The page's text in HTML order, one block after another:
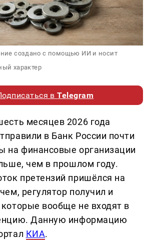
создано с помощью ИИ и носит
характер
вTelegram
месяцев 2026 года
в Банк России почти
на финансовые организации
чем в прошлом году.
претензий пришёлся на
регулятор получил и
вообще не входят в
Данную информацию
КИА.